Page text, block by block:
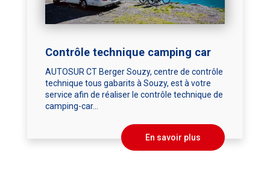
Contrôle technique camping car
AUTOSUR CT Berger Souzy, centre de contrôle
technique tous gabarits à Souzy, est à votre
service afin de réaliser le contrôle technique de
camping-car...
En savoir plus